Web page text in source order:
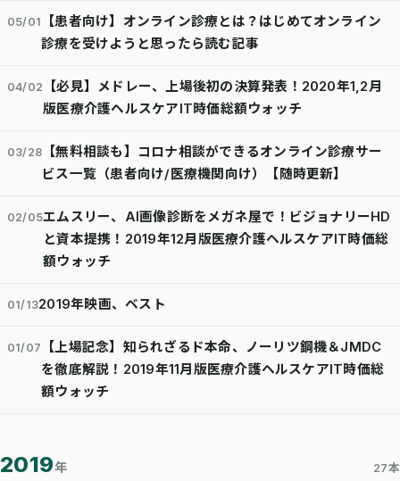
05/01
【患者向け】オンライン診療とは？はじめてオンライン
診療を受けようと思ったら読む記事
04/02
【必見】メドレー、上場後初の決算発表！2020年1,2月
版医療介護ヘルスケアIT時価総額ウォッチ
03/28
【無料相談も】コロナ相談ができるオンライン診療サー
ビス一覧（患者向け/医療機関向け）【随時更新】
02/05エムスリー、AI画像診断をメガネ屋で！ビジョナリーHD
と資本提携！2019年12月版医療介護ヘルスケアIT時価総
額ウォッチ
01/132019年映画、ベスト
01/07
【上場記念】知られざるド本命、ノーリツ鋼機＆JMDC
を徹底解説！2019年11月版医療介護ヘルスケアIT時価総
額ウォッチ
2019年 27本